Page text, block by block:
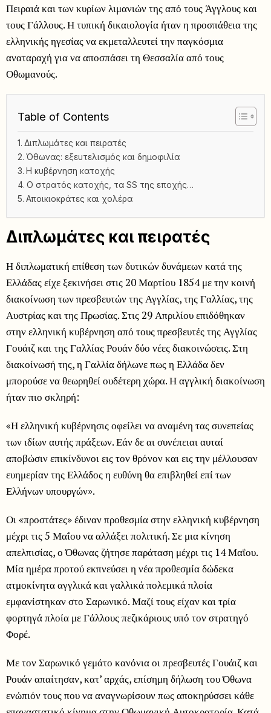
Πειραιά και των κυρίων λιμανιών της από τους Άγγλους και
τους Γάλλους. Η τυπική δικαιολογία ήταν η προσπάθεια της
ελληνικής ηγεσίας να εκμεταλλευτεί την παγκόσμια
αναταραχή για να αποσπάσει τη Θεσσαλία από τους
Οθωμανούς.
Table of Contents
Διπλωμάτες και πειρατές
Όθωνας: εξευτελισμός και δημοφιλία
Η κυβέρνηση κατοχής
Ο στρατός κατοχής, τα SS της εποχής…
Αποικιοκράτες και χολέρα
Διπλωμάτες και πειρατές
Η διπλωματική επίθεση των δυτικών δυνάμεων κατά της
Ελλάδας είχε ξεκινήσει στις 20 Μαρτίου 1854 με την κοινή
διακοίνωση των πρεσβευτών της Αγγλίας, της Γαλλίας, της
Αυστρίας και της Πρωσίας. Στις 29 Απριλίου επιδόθηκαν
στην ελληνική κυβέρνηση από τους πρεσβευτές της Αγγλίας
Γουάιζ και της Γαλλίας Ρουάν δύο νέες διακοινώσεις. Στη
διακοίνωσή της, η Γαλλία δήλωνε πως η Ελλάδα δεν
μπορούσε να θεωρηθεί ουδέτερη χώρα. Η αγγλική διακοίνωση
ήταν πιο σκληρή:
«Η ελληνική κυβέρνησις οφείλει να αναμένη τας συνεπείας
των ιδίων αυτής πράξεων. Εάν δε αι συνέπειαι αυταί
αποβώσιν επικίνδυνοι εις τον θρόνον και εις την μέλλουσαν
ευημερίαν της Ελλάδος η ευθύνη θα επιβληθεί επί των
Ελλήνων υπουργών».
Οι «προστάτες» έδιναν προθεσμία στην ελληνική κυβέρνηση
μέχρι τις 5 Μαΐου να αλλάξει πολιτική. Σε μια κίνηση
απελπισίας, ο Όθωνας ζήτησε παράταση μέχρι τις 14 Μαΐου.
Μία ημέρα προτού εκπνεύσει η νέα προθεσμία δώδεκα
ατμοκίνητα αγγλικά και γαλλικά πολεμικά πλοία
εμφανίστηκαν στο Σαρωνικό. Μαζί τους είχαν και τρία
φορτηγά πλοία με Γάλλους πεζικάριους υπό τον στρατηγό
Φορέ.
Με τον Σαρωνικό γεμάτο κανόνια οι πρεσβευτές Γουάιζ και
Ρουάν απαίτησαν, κατ’ αρχάς, επίσημη δήλωση του Όθωνα
ενώπιόν τους που να αναγνωρίσουν πως αποκηρύσσει κάθε